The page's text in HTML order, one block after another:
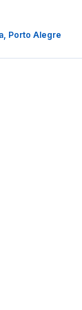
Porto Alegre